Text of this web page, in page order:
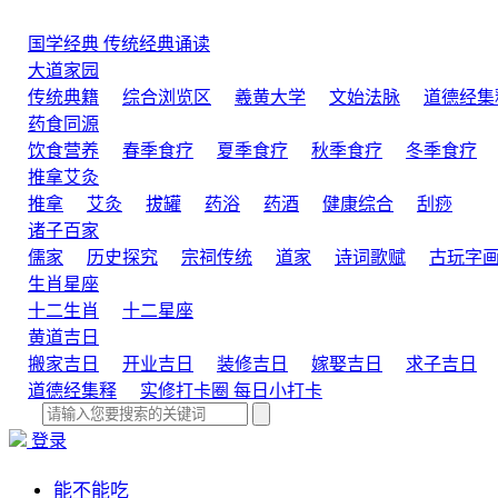
国学经典 传统经典诵读
大道家园
传统典籍
综合浏览区 羲黄大学 文始法脉
道德经集
药食同源
饮食营养
春季食疗 夏季食疗 秋季食疗 冬季食疗
推拿艾灸
推拿
艾灸 拔罐 药浴 药酒 健康综合
刮痧
诸子百家
儒家
历史探究 宗祠传统 道家 诗词歌赋 古玩字画
生肖星座
十二生肖
十二星座
黄道吉日
搬家吉日
开业吉日 装修吉日 嫁娶吉日
求子吉日
道德经集释
实修打卡圈 每日小打卡
登录
能不能吃